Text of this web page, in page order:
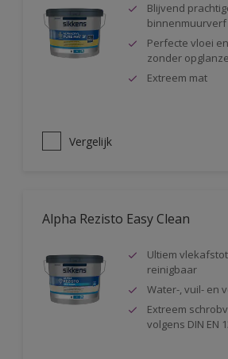
Blijvend
binnenmuurverf
Perfecte vloei
zonder
Extreem mat
Vergelijk
Alpha Rezisto Easy Clean
Ultiem
reinigbaar
Water-, vuil- en
Extreem
volgens DIN EN